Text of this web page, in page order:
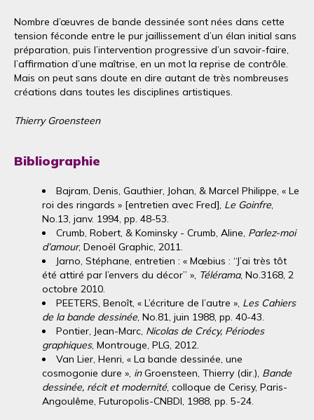
Nombre d’œuvres de bande dessinée sont nées dans cette
tension féconde entre le pur jaillissement d’un élan initial sans
préparation, puis l’intervention progressive d’un savoir-faire,
l’affirmation d’une maîtrise, en un mot la reprise de contrôle.
Mais on peut sans doute en dire autant de très nombreuses
créations dans toutes les disciplines artistiques.
Thierry Groensteen
Bibliographie
Bajram, Denis, Gauthier, Johan, & Marcel Philippe, « Le
roi des ringards » [entretien avec Fred], Le Goinfre,
No.13, janv. 1994, pp. 48-53.
Crumb, Robert, & Kominsky - Crumb, Aline, Parlez-moi
d’amour, Denoël Graphic, 2011.
Jarno, Stéphane, entretien : « Mœbius : “J’ai très tôt
été attiré par l’envers du décor” », Télérama, No.3168, 2
octobre 2010.
PEETERS, Benoît, « L’écriture de l’autre », Les Cahiers
de la bande dessinée, No.81, juin 1988, pp. 40-43.
Pontier, Jean-Marc, Nicolas de Crécy, Périodes
graphiques, Montrouge, PLG, 2012.
Van Lier, Henri, « La bande dessinée, une
cosmogonie dure », inGroensteen, Thierry (dir.), Bande
dessinée, récit et modernité, colloque de Cerisy, Paris-
Angoulême, Futuropolis-CNBDI, 1988, pp. 5-24.